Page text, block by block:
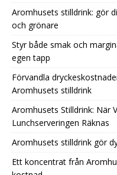
Aromhusets stilldrink: gör
och grönare
Styr både smak och
egen tapp
Förvandla
Aromhusets stilldrink
Aromhusets Stilldrink: När
Lunchserveringen Räknas
Aromhusets stilldrink gör
Ett koncentrat från